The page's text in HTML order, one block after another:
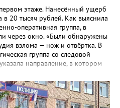
этаже. Нанесённый ущерб
в 20 тысяч рублей. Как выяснила
оперативная группа, в
через окно. «Были обнаружены
взлома — нож и отвёртка. В
группа со следовой
направление, в котором
и приняли меры к их
ОМВД. Вскоре
мужчин 21 и 23 лет. Не